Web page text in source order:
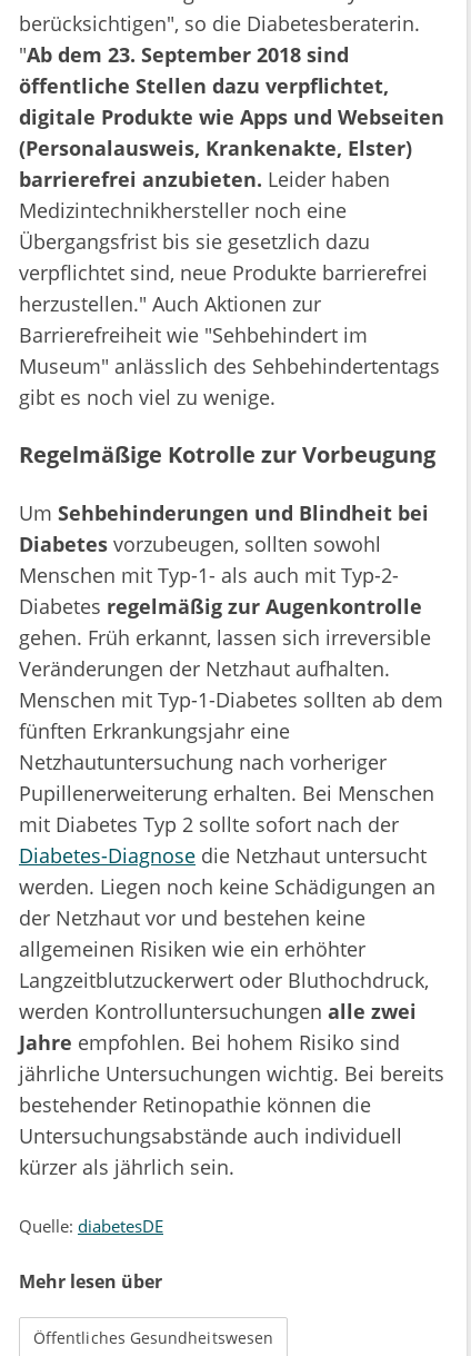
berücksichtigen", so die Diabetesberaterin.
"Ab dem 23. September 2018 sind
öffentliche Stellen dazu verpflichtet,
digitale Produkte wie Apps und Webseiten
(Personalausweis, Krankenakte, Elster)
barrierefrei anzubieten. Leider haben
Medizintechnikhersteller noch eine
Übergangsfrist bis sie gesetzlich dazu
verpflichtet sind, neue Produkte barrierefrei
herzustellen." Auch Aktionen zur
Barrierefreiheit wie "Sehbehindert im
Museum" anlässlich des Sehbehindertentags
gibt es noch viel zu wenige.
Regelmäßige Kotrolle zur Vorbeugung
Um Sehbehinderungen und Blindheit bei
Diabetes vorzubeugen, sollten sowohl
Menschen mit Typ-1- als auch mit Typ-2-
Diabetes regelmäßig zur Augenkontrolle
gehen. Früh erkannt, lassen sich irreversible
Veränderungen der Netzhaut aufhalten.
Menschen mit Typ-1-Diabetes sollten ab dem
fünften Erkrankungsjahr eine
Netzhautuntersuchung nach vorheriger
Pupillenerweiterung erhalten. Bei Menschen
mit Diabetes Typ 2 sollte sofort nach der
Diabetes-Diagnose die Netzhaut untersucht
werden. Liegen noch keine Schädigungen an
der Netzhaut vor und bestehen keine
allgemeinen Risiken wie ein erhöhter
Langzeitblutzuckerwert oder Bluthochdruck,
werden Kontrolluntersuchungen alle zwei
Jahre empfohlen. Bei hohem Risiko sind
jährliche Untersuchungen wichtig. Bei bereits
bestehender Retinopathie können die
Untersuchungsabstände auch individuell
kürzer als jährlich sein.
Quelle: diabetesDE
Mehr lesen über
Öffentliches Gesundheitswesen